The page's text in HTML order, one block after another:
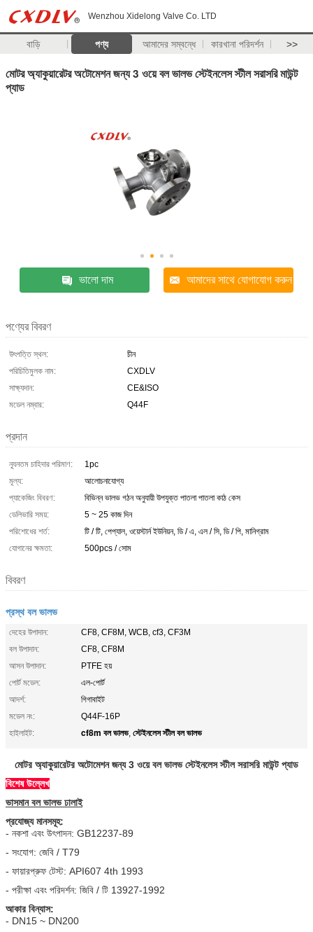
Wenzhou Xidelong Valve Co. LTD
বাড়ি পণ্য আমাদের সম্বন্ধে কারখানা পরিদর্শন >>
মোটর অ্যাকুয়ারেটর অটোমেশন জন্য 3 ওয়ে বল ভালভ স্টেইনলেস স্টীল সরাসরি মাউন্ট
প্যাড
ভালো দাম আমাদের সাথে যোগাযোগ করুন
পণ্যের বিবরণ
উৎপত্তি স্থল:
চীন
পরিচিতিমুলক নাম:
CXDLV
সাক্ষ্যদান:
CE&ISO
মডেল নম্বার:
Q44F
প্রদান
ন্যূনতম চাহিদার পরিমাণ:
1pc
মূল্য:
আলোচনাযোগ্য
প্যাকেজিং বিবরণ:
বিভিন্ন ভালভ গঠন অনুযায়ী উপযুক্ত পাতলা পাতলা কাঠ কেস
ডেলিভারি সময়:
5 ~ 25 কাজ দিন
পরিশোধের শর্ত:
টি / টি, পেপ্যাল, ওয়েস্টার্ন ইউনিয়ন, ডি / এ, এল / সি, ডি / পি, মানিগ্রাম
যোগানের ক্ষমতা:
500pcs / সোম
বিবরণ
প্রস্থ বল ভালভ
দেহের উপাদান:
CF8, CF8M, WCB, cf3, CF3M
বল উপাদান:
CF8, CF8M
আসন উপাদান:
PTFE হয়
পোর্ট মডেল:
এল-পোর্ট
আদর্শ:
গিগাবাইট
মডেল নং:
Q44F-16P
হাইলাইট:
cf8m বল ভালভ, স্টেইনলেস স্টীল বল ভালভ
মোটর অ্যাকুয়ারেটর অটোমেশন জন্য 3 ওয়ে বল ভালভ স্টেইনলেস স্টীল সরাসরি মাউন্ট প্যাড
বিশেষ উল্লেখ
ভাসমান বল ভালভ ঢালাই
প্রযোজ্য মানসমূহ:
- নকশা এবং উৎপাদন: GB12237-89
- সংযোগ: জেবি / T79
- ফায়ারপ্রুফ টেস্ট: API607 4th 1993
- পরীক্ষা এবং পরিদর্শন: জিবি / টি 13927-1992
আকার বিন্যাস:
- DN15 ~ DN200